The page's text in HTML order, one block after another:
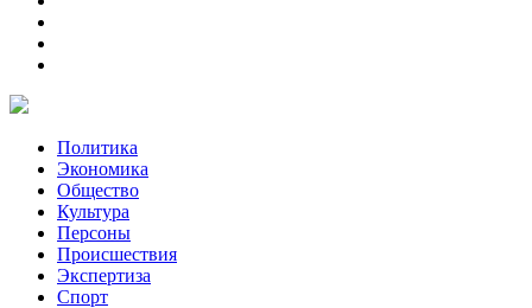
Политика
Экономика
Общество
Культура
Персоны
Происшествия
Экспертиза
Спорт